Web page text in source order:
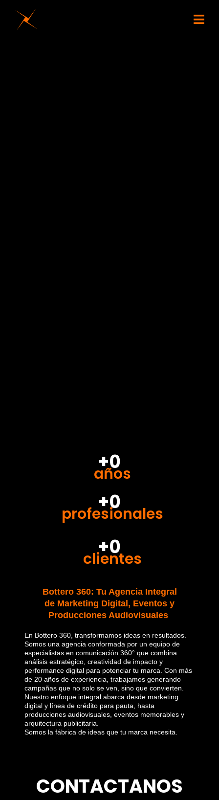
+0
años
+0
profesionales
+0
clientes
Bottero 360: Tu Agencia Integral
de Marketing Digital, Eventos y
Producciones Audiovisuales
En Bottero 360, transformamos ideas en resultados.
Somos una agencia conformada por un equipo de
especialistas en comunicación 360° que combina
análisis estratégico, creatividad de impacto y
performance digital para potenciar tu marca. Con más
de 20 años de experiencia, trabajamos generando
campañas que no solo se ven, sino que convierten.
Nuestro enfoque integral abarca desde marketing
digital y línea de crédito para pauta, hasta
producciones audiovisuales, eventos memorables y
arquitectura publicitaria.
Somos la fábrica de ideas que tu marca necesita.
CONTACTANOS